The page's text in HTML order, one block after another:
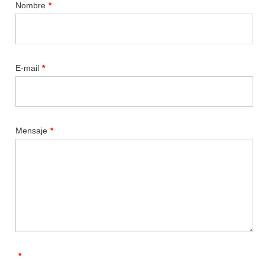
Nombre *
E-mail *
Mensaje *
*